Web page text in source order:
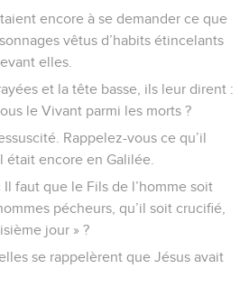
encore à se demander ce que
vêtus d’habits étincelants
elles.
et la tête basse, ils leur dirent :
le Vivant parmi les morts ?
Rappelez-vous ce qu’il
était encore en Galilée.
Il faut que le Fils de l’homme soit
pécheurs, qu’il soit crucifié,
jour » ?
se rappelèrent que Jésus avait